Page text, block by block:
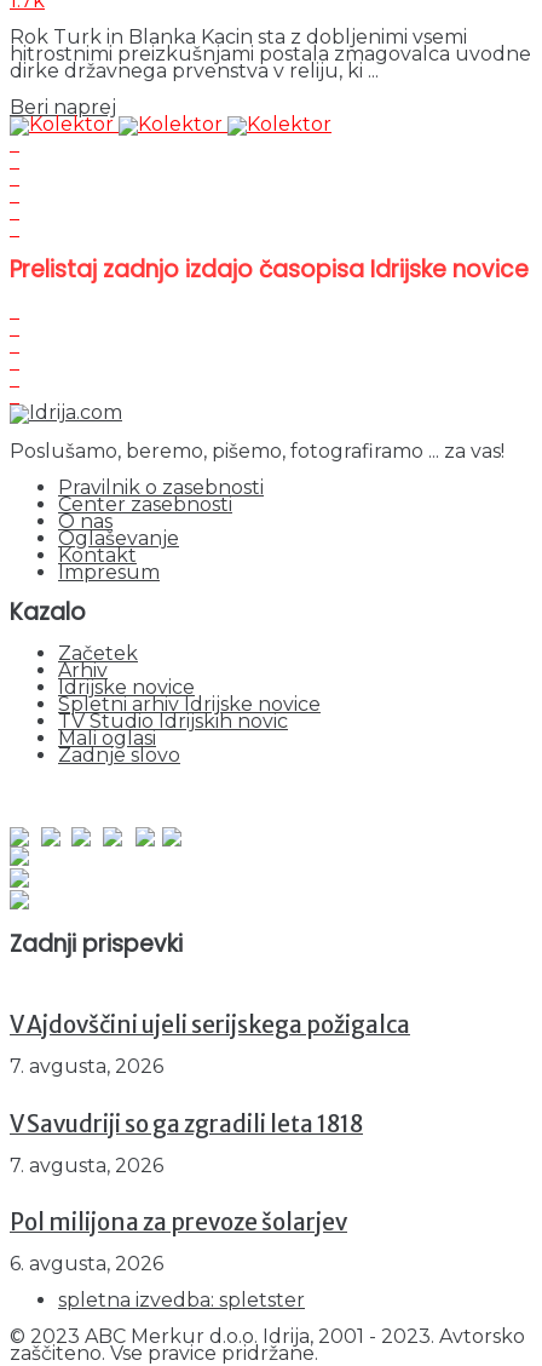
Rok Turk in Blanka Kacin sta z dobljenimi vsemi
hitrostnimi preizkušnjami postala zmagovalca uvodne
dirke državnega prvenstva v reliju, ki ...
Beri naprej
Prelistaj zadnjo izdajo časopisa Idrijske novice
Poslušamo, beremo, pišemo, fotografiramo ... za vas!
Pravilnik o zasebnosti
Center zasebnosti
O nas
Oglaševanje
Kontakt
Impresum
Kazalo
Začetek
Arhiv
Idrijske novice
Spletni arhiv Idrijske novice
TV Studio Idrijskih novic
Mali oglasi
Zadnje slovo
Zadnji prispevki
V Ajdovščini ujeli serijskega požigalca
7. avgusta, 2026
V Savudriji so ga zgradili leta 1818
7. avgusta, 2026
Pol milijona za prevoze šolarjev
6. avgusta, 2026
spletna izvedba: spletster
© 2023 ABC Merkur d.o.o. Idrija, 2001 - 2023. Avtorsko
zaščiteno. Vse pravice pridržane.